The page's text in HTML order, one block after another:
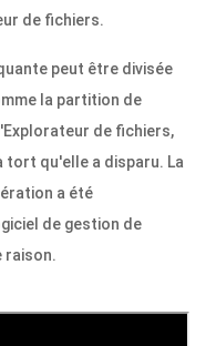
de fichiers.
peut être divisée
la partition de
de fichiers,
qu'elle a disparu. La
a été
de gestion de
raison.